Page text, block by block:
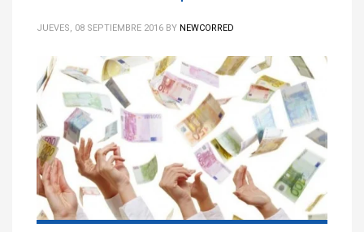
JUEVES, 08 SEPTIEMBRE 2016 BY NEWCORRED